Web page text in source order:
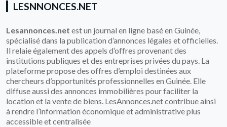
LESNNONCES.NET
Lesannonces.net est un journal en ligne basé en Guinée,
spécialisé dans la publication d’annonces légales et officielles.
Il relaie également des appels d’offres provenant des
institutions publiques et des entreprises privées du pays. La
plateforme propose des offres d’emploi destinées aux
chercheurs d’opportunités professionnelles en Guinée. Elle
diffuse aussi des annonces immobilières pour faciliter la
location et la vente de biens. LesAnnonces.net contribue ainsi
à rendre l’information économique et administrative plus
accessible et centralisée